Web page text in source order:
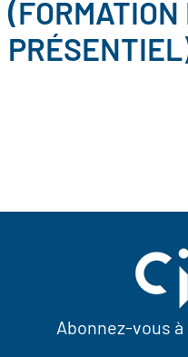
(FORMATION
Abonnez-vous à